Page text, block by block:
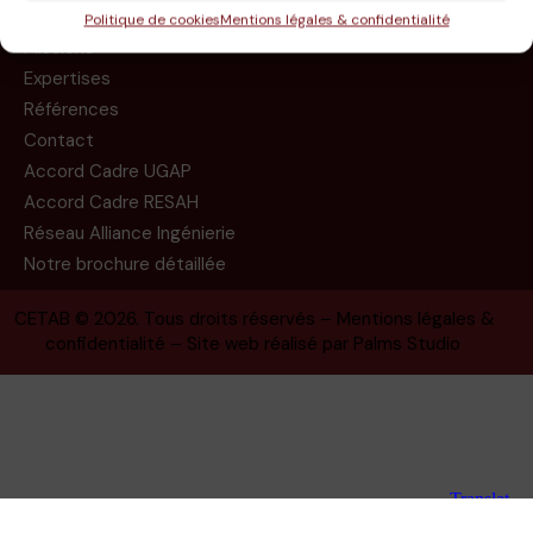
Politique de cookiesMentions légales & confidentialité
Le groupe
Missions
Expertises
Références
Contact
Accord Cadre UGAP
Accord Cadre RESAH
Réseau Alliance Ingénierie
Notre brochure détaillée
CETAB © 2026. Tous droits réservés – Mentions légales &
confidentialité – Site web réalisé par Palms Studio